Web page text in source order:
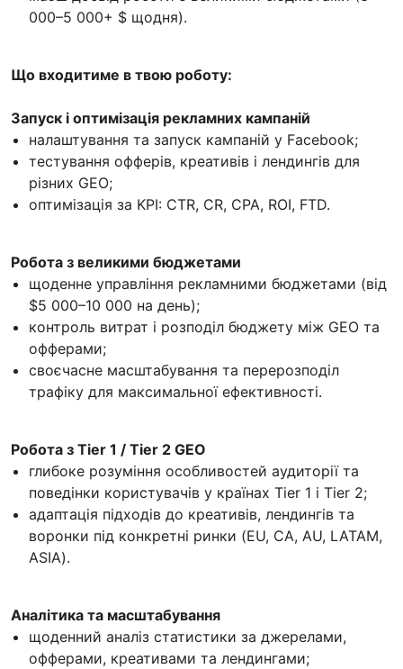
000–5 000+ $ щодня).
Що входитиме в твою роботу:
Запуск і оптимізація рекламних кампаній
налаштування та запуск кампаній у Facebook;
тестування офферів, креативів і лендингів для
різних GEO;
оптимізація за KPI: CTR, CR, CPA, ROI, FTD.
Робота з великими бюджетами
щоденне управління рекламними бюджетами (від
$5 000–10 000 на день);
контроль витрат і розподіл бюджету між GEO та
офферами;
своєчасне масштабування та перерозподіл
трафіку для максимальної ефективності.
Робота з Tier 1 / Tier 2 GEO
глибоке розуміння особливостей аудиторії та
поведінки користувачів у країнах Tier 1 і Tier 2;
адаптація підходів до креативів, лендингів та
воронки під конкретні ринки (EU, CA, AU, LATAM,
ASIA).
Аналітика та масштабування
щоденний аналіз статистики за джерелами,
офферами, креативами та лендингами;